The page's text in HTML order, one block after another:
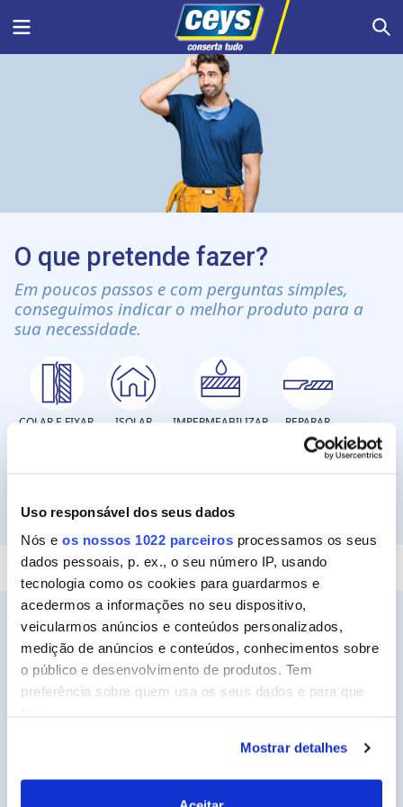
Uso responsável dos seus dados
Nós e os nossos 1022 parceiros processamos os seus
dados pessoais, p. ex., o seu número IP, usando
tecnologia como os cookies para guardarmos e
acedermos a informações no seu dispositivo,
veicularmos anúncios e conteúdos personalizados,
medição de anúncios e conteúdos, conhecimentos sobre
o público e desenvolvimento de produtos. Tem
preferência sobre quem usa os seus dados e para que
Se permitir, gostaríamos também de:
Recolher informações sobre a sua localização
geográfica as quais podem ter uma precisão de
Mostrar detalhes
Menu
O que pretende fazer?
Em poucos passos e com perguntas simples,
conseguimos indicar o melhor produto para a
sua necessidade.
COLAR E FIXAR ISOLAR IMPERMEABILIZAR REPARAR
SELAR
Ceys
Sobre a Ceys